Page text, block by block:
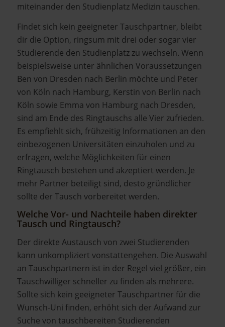
miteinander den Studienplatz Medizin tauschen.
Findet sich kein geeigneter Tauschpartner, bleibt
dir die Option, ringsum mit drei oder sogar vier
Studierende den Studienplatz zu wechseln. Wenn
beispielsweise unter ähnlichen Voraussetzungen
Ben von Dresden nach Berlin möchte und Peter
von Köln nach Hamburg, Kerstin von Berlin nach
Köln sowie Emma von Hamburg nach Dresden,
sind am Ende des Ringtauschs alle Vier zufrieden.
Es empfiehlt sich, frühzeitig Informationen an den
einbezogenen Universitäten einzuholen und zu
erfragen, welche Möglichkeiten für einen
Ringtausch bestehen und akzeptiert werden. Je
mehr Partner beteiligt sind, desto gründlicher
sollte der Tausch vorbereitet werden.
Welche Vor- und Nachteile haben direkter
Tausch und Ringtausch?
Der direkte Austausch von zwei Studierenden
kann unkompliziert vonstattengehen. Die Auswahl
an Tauschpartnern ist in der Regel viel größer, ein
Tauschwilliger schneller zu finden als mehrere.
Sollte sich kein geeigneter Tauschpartner für die
Wunsch-Uni finden, erhöht sich der Aufwand zur
Suche von tauschbereiten Studierenden